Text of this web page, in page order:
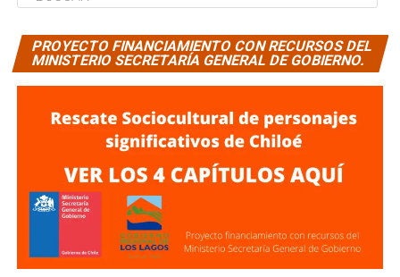
PROYECTO FINANCIAMIENTO CON RECURSOS DEL
MINISTERIO SECRETARÍA GENERAL DE GOBIERNO.